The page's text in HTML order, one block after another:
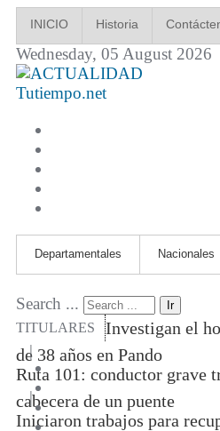
INICIO Historia
Wednesday, 05 August 2026
Tutiempo.net
Departamentales Nacionales
Search ... Ir
TITULARES
Investigan el
de 38 años en Pando
|
Ruta 101: conductor grave
cabecera de un puente
|
Iniciaron trabajos para